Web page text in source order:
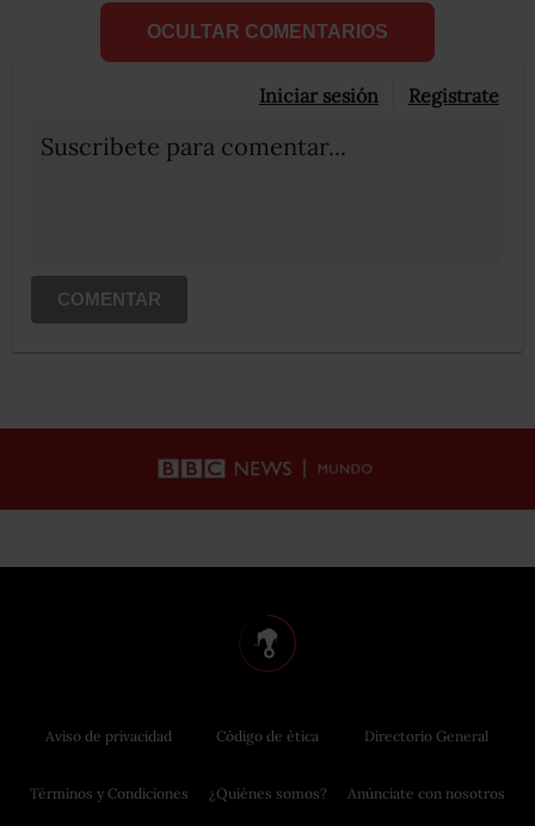
OCULTAR COMENTARIOS
Iniciar sesión Registrate
Suscribete para comentar...
COMENTAR
Aviso de privacidad
Términos y Condiciones
Código de ética
¿Quiénes somos?
Directorio General
Anúnciate con nosotros